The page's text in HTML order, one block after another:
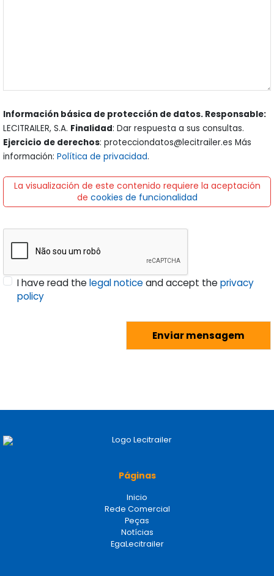
Información básica de protección de datos. Responsable:
LECITRAILER, S.A. Finalidad: Dar respuesta a sus consultas.
Ejercicio de derechos: protecciondatos@lecitrailer.es Más
información: Política de privacidad.
La visualización de este contenido requiere la aceptación
de cookies de funcionalidad
I have read thelegal noticeand accept theprivacy
policy
Páginas
Inicio
Rede Comercial
Peças
Notícias
EgaLecitrailer